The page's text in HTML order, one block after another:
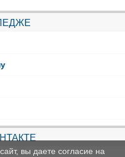
вы даете согласие на